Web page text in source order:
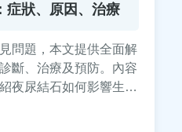
症狀、原因、治療
問題，本文提供全面解
斷、治療及預防。內容
夜尿結石如何影響生
我們也解答常見疑問，